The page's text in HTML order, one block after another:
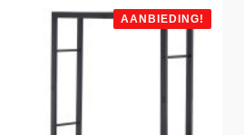
AANBIEDING!